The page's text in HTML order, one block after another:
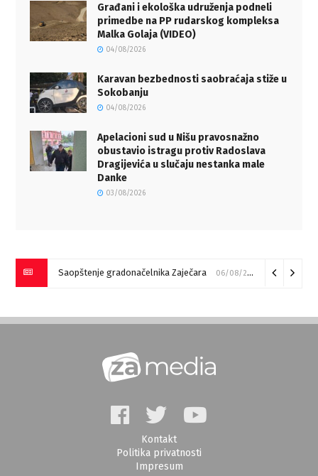
Građani i ekološka udruženja podneli
primedbe na PP rudarskog kompleksa
Malka Golaja (VIDEO)
04/08/2026
Karavan bezbednosti saobraćaja stiže u
Sokobanju
04/08/2026
Apelacioni sud u Nišu pravosnažno
obustavio istragu protiv Radoslava
Dragijevića u slučaju nestanka male
Danke
03/08/2026
Saopštenje gradonačelnika Zaječara 06/08/2026
Kontakt
Politika privatnosti
Impresum